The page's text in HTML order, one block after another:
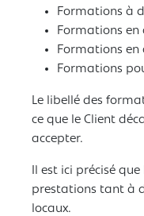
Formations à
Formations
Formations en
Formations
Le libellé des
ce que le Client
accepter.
Il est ici précisé
prestations tant à
locaux.